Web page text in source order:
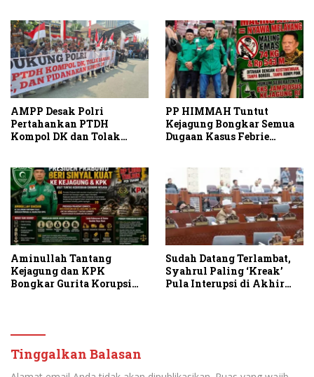
AMPP Desak Polri
Pertahankan PTDH
Kompol DK dan Tolak
PP HIMMAH Tuntut
Kejagung Bongkar Semua
Dugaan Kasus Febrie
Aminullah Tantang
Kejagung dan KPK
Bongkar Gurita Korupsi
Sudah Datang Terlambat,
Syahrul Paling ‘Kreak’
Pula Interupsi di Akhir
Tinggalkan Balasan